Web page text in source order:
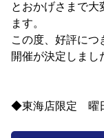
とおかげさまで大
ます。
この度、好評に
開催が決定しまし
◆東海店限定 曜